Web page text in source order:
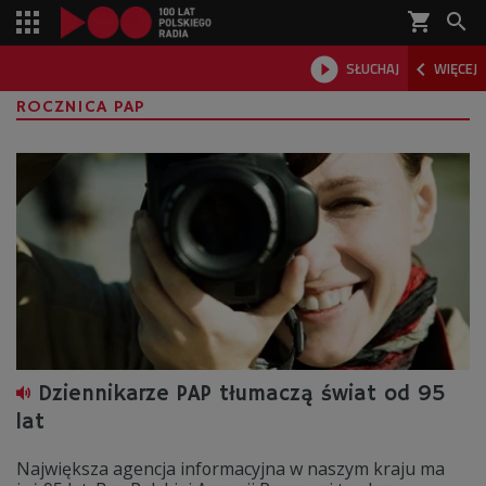
shopping_cart 
 SŁUCHAJ  WIĘCEJ

ROCZNICA PAP
Dziennikarze PAP tłumaczą świat od 95
lat
Największa agencja informacyjna w naszym kraju ma